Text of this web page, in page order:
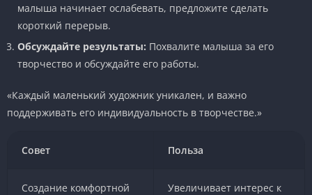
малыша начинает ослабевать, предложите сделать
короткий перерыв.
Обсуждайте результаты: Похвалите малыша за его
творчество и обсуждайте его работы.
«Каждый маленький художник уникален, и важно
поддерживать его индивидуальность в творчестве.»
Совет Польза
Создание комфортной
Увеличивает интерес к